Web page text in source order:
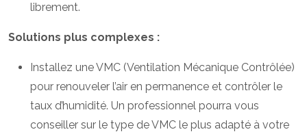
librement.
Solutions plus complexes :
Installez une VMC (Ventilation Mécanique Contrôlée)
pour renouveler l’air en permanence et contrôler le
taux d’humidité. Un professionnel pourra vous
conseiller sur le type de VMC le plus adapté à votre